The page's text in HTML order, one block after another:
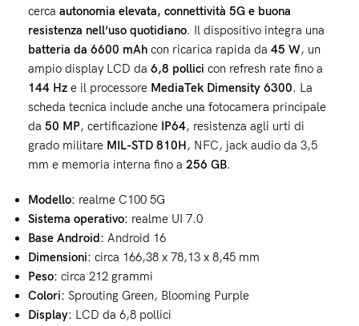
cerca autonomia elevata, connettività 5G e buona
resistenza nell’uso quotidiano. Il dispositivo integra una
batteria da 6600 mAh con ricarica rapida da 45 W, un
ampio display LCD da 6,8 pollici con refresh rate fino a
144 Hz e il processore MediaTek Dimensity 6300. La
scheda tecnica include anche una fotocamera principale
da 50 MP, certificazione IP64, resistenza agli urti di
grado militare MIL-STD 810H, NFC, jack audio da 3,5
mm e memoria interna fino a 256 GB.
Modello: realme C100 5G
Sistema operativo: realme UI 7.0
Base Android: Android 16
Dimensioni: circa 166,38 x 78,13 x 8,45 mm
Peso: circa 212 grammi
Colori: Sprouting Green, Blooming Purple
Display: LCD da 6,8 pollici